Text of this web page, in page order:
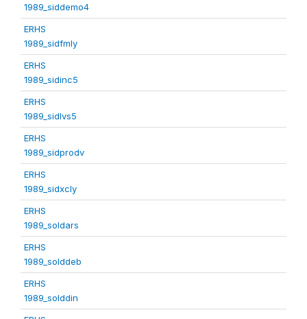
1989_siddemo4
ERHS
1989_sidfmly
ERHS
1989_sidinc5
ERHS
1989_sidlvs5
ERHS
1989_sidprodv
ERHS
1989_sidxcly
ERHS
1989_soldars
ERHS
1989_solddeb
ERHS
1989_solddin